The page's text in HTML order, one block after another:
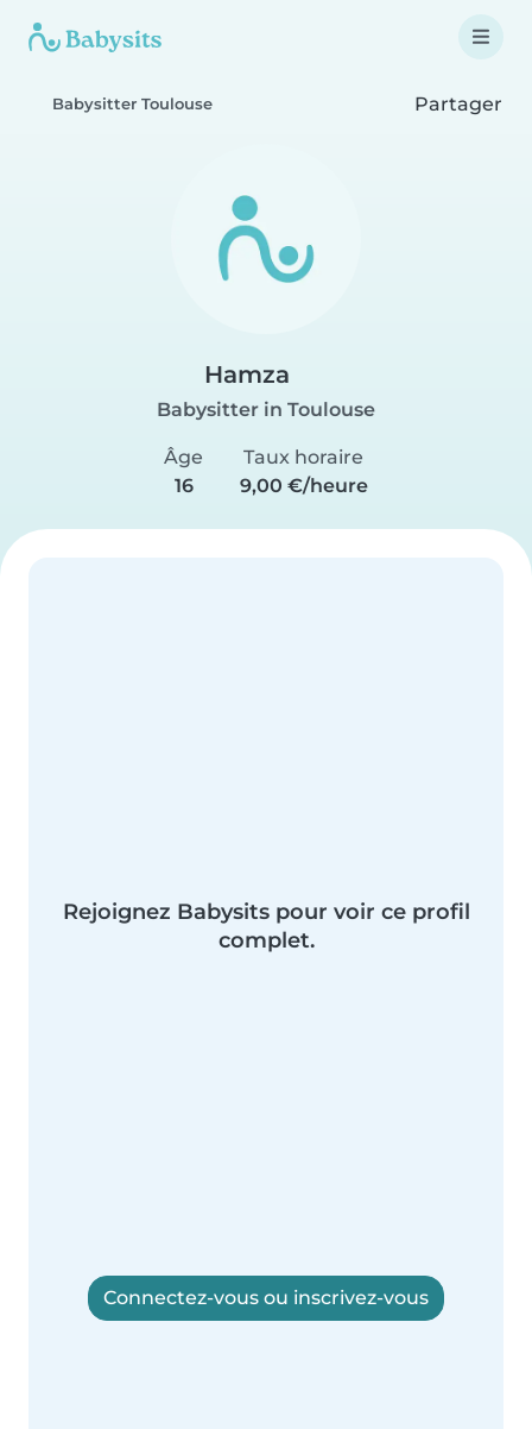
Babysitter Toulouse Partager
Hamza
Babysitter in Toulouse
Âge
16
Taux horaire
9,00 €/heure
Rejoignez Babysits pour voir ce profil
complet.
Connectez-vous ou inscrivez-vous